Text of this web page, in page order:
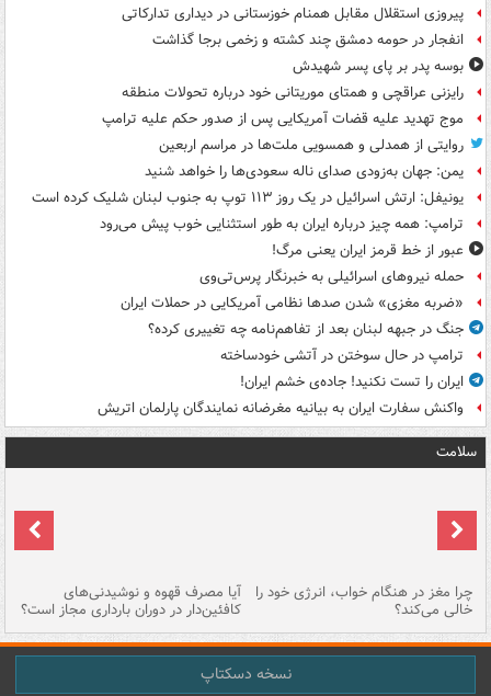
پیروزی استقلال مقابل همنام خوزستانی در دیداری تدارکاتی
انفجار در حومه دمشق چند کشته و زخمی برجا گذاشت
بوسه‌ پدر بر پای پسر شهیدش
رایزنی عراقچی و همتای موریتانی خود درباره تحولات منطقه
موج تهدید علیه قضات آمریکایی پس از صدور حکم علیه ترامپ
روایتی از همدلی و همسویی ملت‌ها در مراسم اربعین
یمن: جهان به‌زودی صدای ناله سعودی‌ها را خواهد شنید
یونیفل: ارتش اسرائیل در یک روز ۱۱۳ توپ به جنوب لبنان شلیک کرده است
ترامپ: همه چیز درباره ایران به طور استثنایی خوب پیش می‌رود
عبور از خط قرمز ایران یعنی مرگ!
حمله نیروهای اسرائیلی به خبرنگار پرس‌تی‌وی
«ضربه مغزی» شدن صدها نظامی آمریکایی در حملات ایران
جنگ در جبهه لبنان بعد از تفاهم‌نامه چه تغییری کرده؟
ترامپ در حال سوختن در آتشی خودساخته
ایران را تست نکنید! جاده‌ی خشم ایران!
واکنش سفارت ایران به بیانیه مغرضانه نمایندگان پارلمان اتریش
سلامت
چرا مغز در هنگام خواب، انرژی خود را
خالی می‌کند؟
آیا مصرف قهوه و نوشیدنی‌های
کافئین‌دار در دوران بارداری مجاز است؟
نسخه دسکتاپ